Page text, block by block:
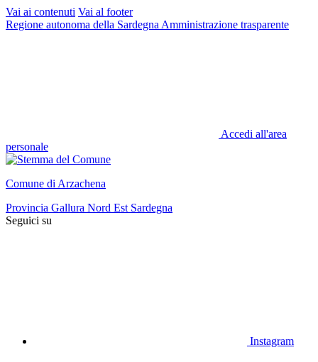
Vai ai contenuti Vai al footer
Regione autonoma della Sardegna Amministrazione trasparente
Accedi all'area
personale
Comune di Arzachena
Provincia Gallura Nord Est Sardegna
Seguici su
Instagram